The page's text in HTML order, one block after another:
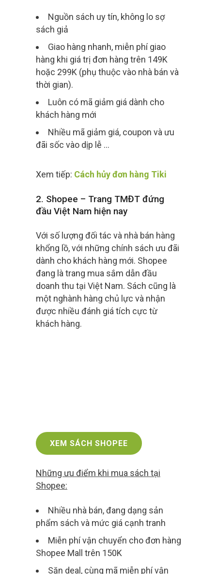
Nguồn sách uy tín, không lo sợ
sách giả
Giao hàng nhanh, miễn phí giao
hàng khi giá trị đơn hàng trên 149K
hoặc 299K (phụ thuộc vào nhà bán và
thời gian).
Luôn có mã giảm giá dành cho
khách hàng mới
Nhiều mã giảm giá, coupon và ưu
đãi sốc vào dịp lễ …
Xem tiếp: Cách hủy đơn hàng Tiki
2. Shopee – Trang TMĐT đứng
đầu Việt Nam hiện nay
Với số lượng đối tác và nhà bán hàng
khổng lồ, với những chính sách ưu đãi
dành cho khách hàng mới. Shopee
đang là trang mua sắm dẫn đầu
doanh thu tại Việt Nam. Sách cũng là
một nghành hàng chủ lực và nhận
được nhiều đánh giá tích cực từ
khách hàng.
XEM SÁCH SHOPEE
Những ưu điểm khi mua sách tại
Shopee:
Nhiều nhà bán, đang dạng sản
phẩm sách và mức giá cạnh tranh
Miễn phí vận chuyển cho đơn hàng
Shopee Mall trên 150K
Săn deal, cùng mã miễn phí vận